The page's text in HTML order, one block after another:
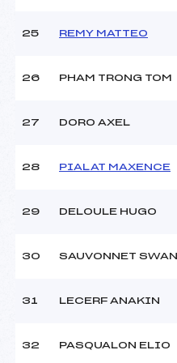
25 REMY MATTEO
26 PHAM TRONG TOM
27 DORO AXEL
28 PIALAT MAXENCE
29 DELOULE HUGO
30 SAUVONNET SWAN
31 LECERF ANAKIN
32 PASQUALON ELIO